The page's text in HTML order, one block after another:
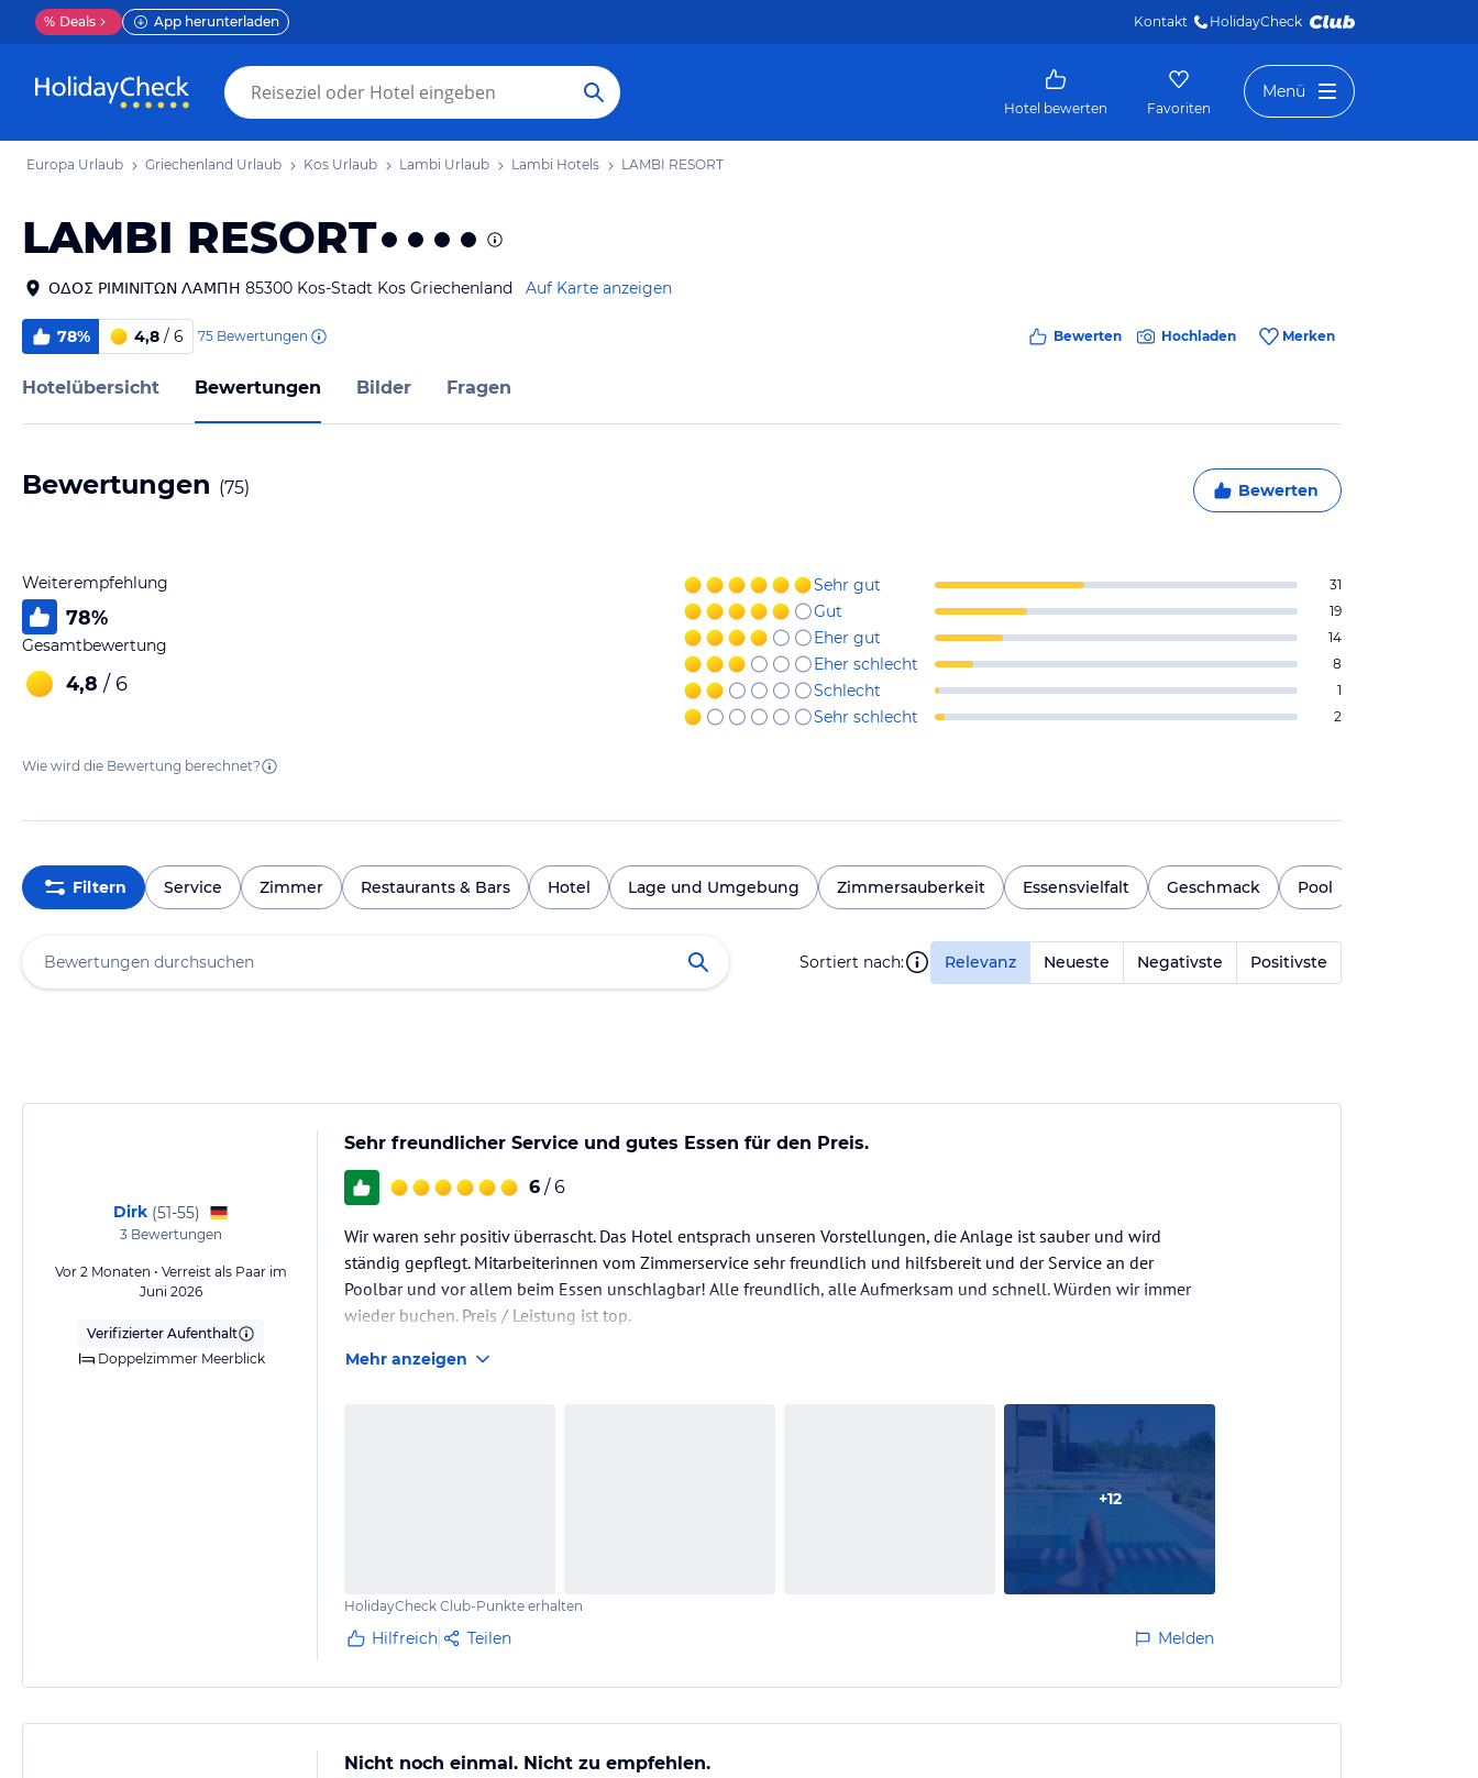
% Deals App herunterladen Kontakt HolidayCheck
Hotel bewerten Favoriten
Menü
Europa Urlaub Griechenland Urlaub Kos Urlaub Lambi Urlaub Lambi Hotels LAMBI RESORT
LAMBI RESORT
ΟΔΟΣ ΡΙΜΙΝΙΤΩΝ ΛΑΜΠΗ 85300 Kos-Stadt Kos Griechenland Auf Karte anzeigen
78% 4,8 / 6 75 Bewertungen Bewerten Hochladen Merken
Hotelübersicht Bewertungen Bilder Fragen
Bewertungen (75) Bewerten
Weiterempfehlung
78%
Gesamtbewertung
4,8 / 6
Sehr gut 31
Gut 19
Eher gut 14
Eher schlecht 8
Schlecht 1
Sehr schlecht 2
Wie wird die Bewertung berechnet?
Filtern Service Zimmer Restaurants & Bars Hotel Lage und Umgebung Zimmersauberkeit Essensvielfalt Geschmack Pool
Sortiert nach: Relevanz Neueste Negativste Positivste
Dirk (51-55)
3Bewertungen
Vor 2 Monaten • Verreist als Paar im
Juni 2026
Verifizierter Aufenthalt
Doppelzimmer Meerblick
Sehr freundlicher Service und gutes Essen für den Preis.
6 / 6
Wir waren sehr positiv überrascht. Das Hotel entsprach unseren Vorstellungen, die Anlage ist sauber und wird
ständig gepflegt. Mitarbeiterinnen vom Zimmerservice sehr freundlich und hilfsbereit und der Service an der
Poolbar und vor allem beim Essen unschlagbar! Alle freundlich, alle Aufmerksam und schnell. Würden wir immer
wieder buchen. Preis / Leistung ist top.
Mehr anzeigen
+12
HolidayCheck Club-Punkte erhalten
Hilfreich Teilen Melden
Nicht noch einmal. Nicht zu empfehlen.